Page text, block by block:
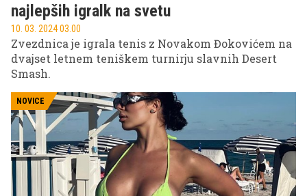
najlepših igralk na svetu
10. 03. 2024 03.00
Zvezdnica je igrala tenis z Novakom Đokovićem na
dvajset letnem teniškem turnirju slavnih Desert
Smash.
NOVICE